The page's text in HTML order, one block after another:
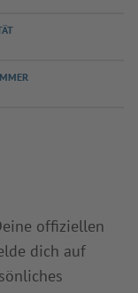
offiziellen
dich auf